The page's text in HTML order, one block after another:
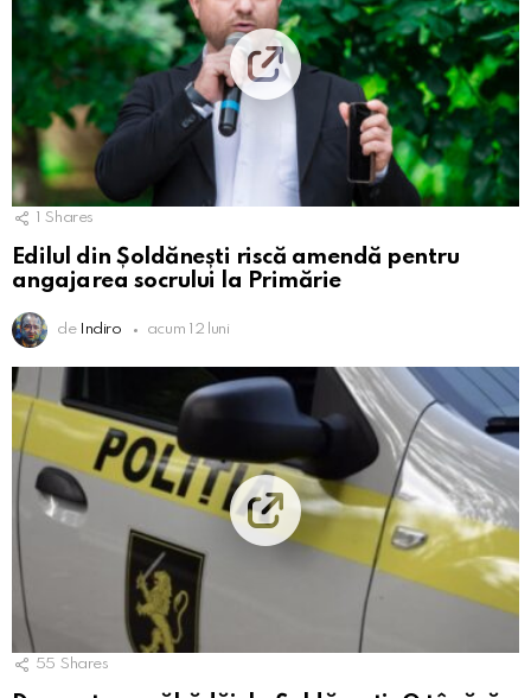
Shares
Edilul din Șoldănești riscă amendă pentru
angajarea socrului la Primărie
de Indiro acum 12 luni
55 Shares